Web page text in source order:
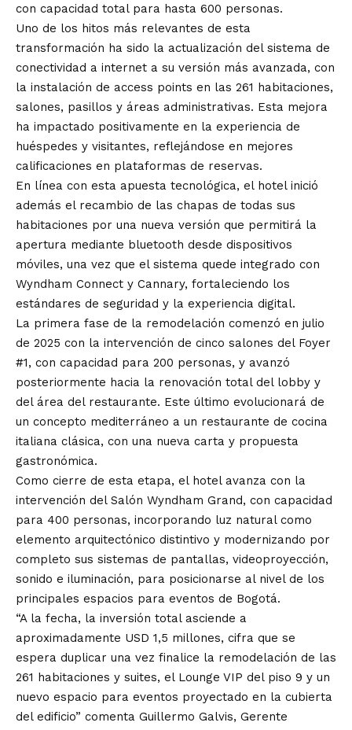
con capacidad total para hasta 600 personas.
Uno de los hitos más relevantes de esta
transformación ha sido la actualización del sistema de
conectividad a internet a su versión más avanzada, con
la instalación de access points en las 261 habitaciones,
salones, pasillos y áreas administrativas. Esta mejora
ha impactado positivamente en la experiencia de
huéspedes y visitantes, reflejándose en mejores
calificaciones en plataformas de reservas.
En línea con esta apuesta tecnológica, el hotel inició
además el recambio de las chapas de todas sus
habitaciones por una nueva versión que permitirá la
apertura mediante bluetooth desde dispositivos
móviles, una vez que el sistema quede integrado con
Wyndham Connect y Cannary, fortaleciendo los
estándares de seguridad y la experiencia digital.
La primera fase de la remodelación comenzó en julio
de 2025 con la intervención de cinco salones del Foyer
#1, con capacidad para 200 personas, y avanzó
posteriormente hacia la renovación total del lobby y
del área del restaurante. Este último evolucionará de
un concepto mediterráneo a un restaurante de cocina
italiana clásica, con una nueva carta y propuesta
gastronómica.
Como cierre de esta etapa, el hotel avanza con la
intervención del Salón Wyndham Grand, con capacidad
para 400 personas, incorporando luz natural como
elemento arquitectónico distintivo y modernizando por
completo sus sistemas de pantallas, videoproyección,
sonido e iluminación, para posicionarse al nivel de los
principales espacios para eventos de Bogotá.
“A la fecha, la inversión total asciende a
aproximadamente USD 1,5 millones, cifra que se
espera duplicar una vez finalice la remodelación de las
261 habitaciones y suites, el Lounge VIP del piso 9 y un
nuevo espacio para eventos proyectado en la cubierta
del edificio” comenta Guillermo Galvis, Gerente